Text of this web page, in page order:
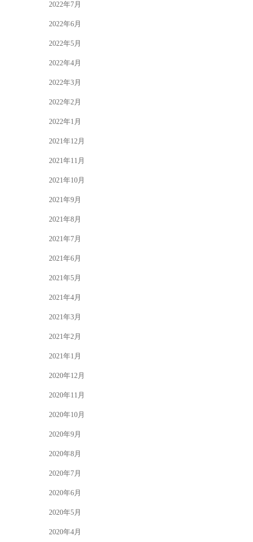
2022年7月
2022年6月
2022年5月
2022年4月
2022年3月
2022年2月
2022年1月
2021年12月
2021年11月
2021年10月
2021年9月
2021年8月
2021年7月
2021年6月
2021年5月
2021年4月
2021年3月
2021年2月
2021年1月
2020年12月
2020年11月
2020年10月
2020年9月
2020年8月
2020年7月
2020年6月
2020年5月
2020年4月